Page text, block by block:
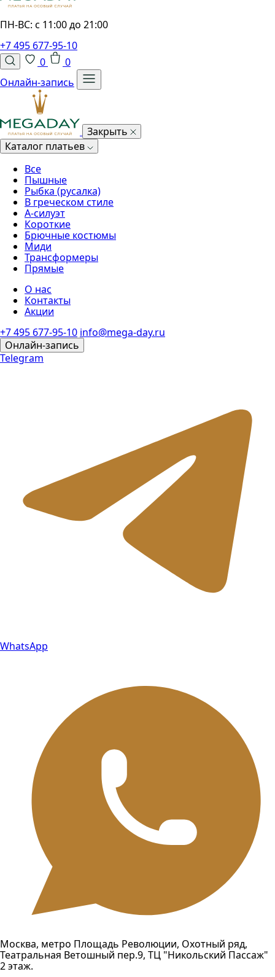
ПН-ВС: с 11:00 до 21:00
+7 495 677-95-10
0
0
Онлайн-запись
Закрыть
Каталог платьев
Все
Пышные
Рыбка (русалка)
В греческом стиле
А-силуэт
Короткие
Брючные костюмы
Миди
Трансформеры
Прямые
О нас
Контакты
Акции
+7 495 677-95-10 info@mega-day.ru
Онлайн-запись
Telegram
WhatsApp
Москва, метро Площадь Революции, Охотный ряд,
Театральная Ветошный пер.9, ТЦ "Никольский Пассаж"
2 этаж.